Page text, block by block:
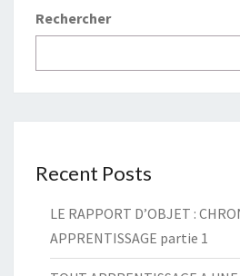
Rechercher
Recent Posts
LE RAPPORT D’OBJET :
APPRENTISSAGE partie 1